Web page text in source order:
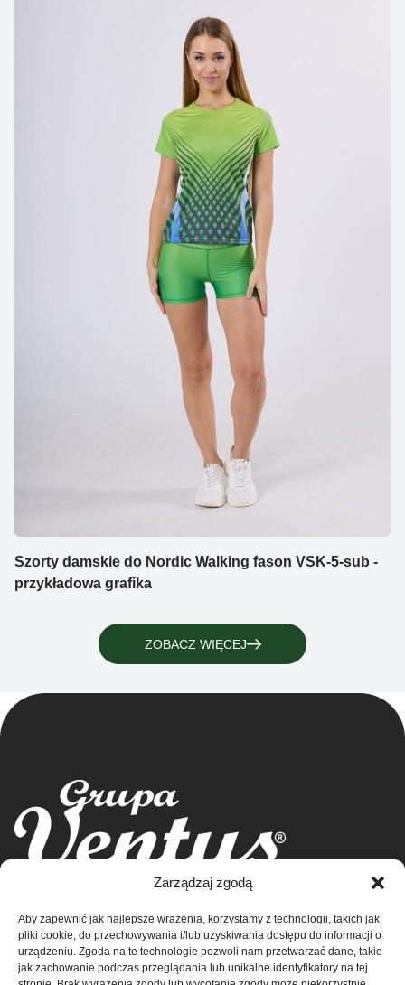
Zarządzaj zgodą
Aby zapewnić jak najlepsze wrażenia, korzystamy z technologii, takich jak
pliki cookie, do przechowywania i/lub uzyskiwania dostępu do informacji o
urządzeniu. Zgoda na te technologie pozwoli nam przetwarzać dane, takie
jak zachowanie podczas przeglądania lub unikalne identyfikatory na tej
Szorty damskie do Nordic Walking fason VSK-5-sub -
przykładowa grafika
ZOBACZ WIĘCEJ
Grupa Ventus Sp. z o.o.
ul. Chmieleniec 2A/LU2 30-348 Kraków
NIP: 676-245-66-87 KRS 0000424254
Sąd rejonowy dla Krakowa – Śródmieście w
Sklep
Kontakt